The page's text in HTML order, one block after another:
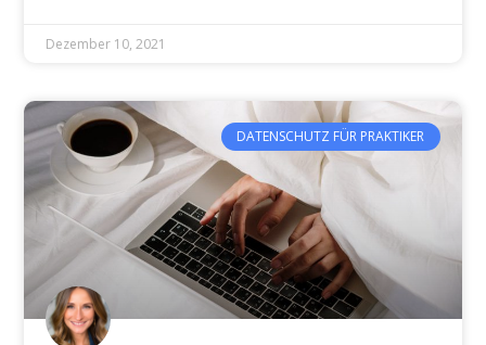
Dezember 10, 2021
DATENSCHUTZ FÜR PRAKTIKER